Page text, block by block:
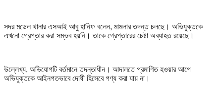
সদর মডেল থানার এসআই আবু হানিফ বলেন, মামলার তদন্ত চলছে। অভিযুক্তকে
এখনো গ্রেপ্তার করা সম্ভব হয়নি। তাকে গ্রেপ্তারের চেষ্টা অব্যাহত রয়েছে।
উল্লেখ্য, অভিযোগটি বর্তমানে তদন্তাধীন। আদালতে প্রমাণিত হওয়ার আগে
অভিযুক্তকে আইনগতভাবে দোষী হিসেবে গণ্য করা যায় না।